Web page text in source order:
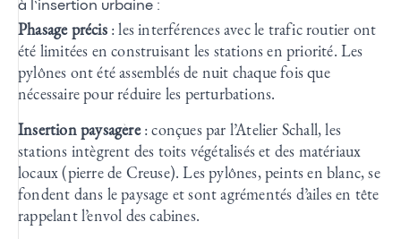
à l’insertion urbaine :
Phasage précis: les interférences avec le trafic routier ont
été limitées en construisant les stations en priorité. Les
pylônes ont été assemblés de nuit chaque fois que
nécessaire pour réduire les perturbations.
Insertion paysagère: conçues par l’Atelier Schall, les
stations intègrent des toits végétalisés et des matériaux
locaux (pierre de Creuse). Les pylônes, peints en blanc, se
fondent dans le paysage et sont agrémentés d’ailes en tête
rappelant l’envol des cabines.